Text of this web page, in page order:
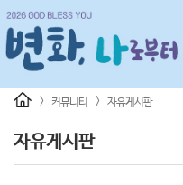
> 커뮤니티 > 자유게시판
자유게시판